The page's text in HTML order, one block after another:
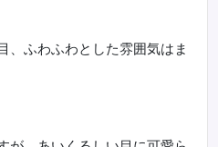
、ふわふわとした雰囲気はま